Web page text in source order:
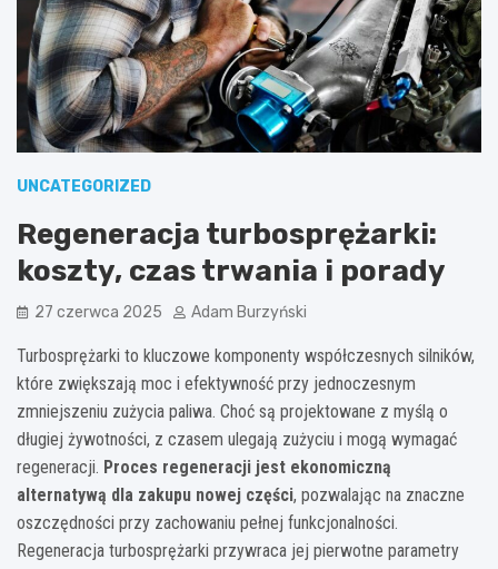
UNCATEGORIZED
Regeneracja turbosprężarki:
koszty, czas trwania i porady
27 czerwca 2025 Adam Burzyński
Turbosprężarki to kluczowe komponenty współczesnych silników,
które zwiększają moc i efektywność przy jednoczesnym
zmniejszeniu zużycia paliwa. Choć są projektowane z myślą o
długiej żywotności, z czasem ulegają zużyciu i mogą wymagać
regeneracji. Proces regeneracji jest ekonomiczną
alternatywą dla zakupu nowej części, pozwalając na znaczne
oszczędności przy zachowaniu pełnej funkcjonalności.
Regeneracja turbosprężarki przywraca jej pierwotne parametry